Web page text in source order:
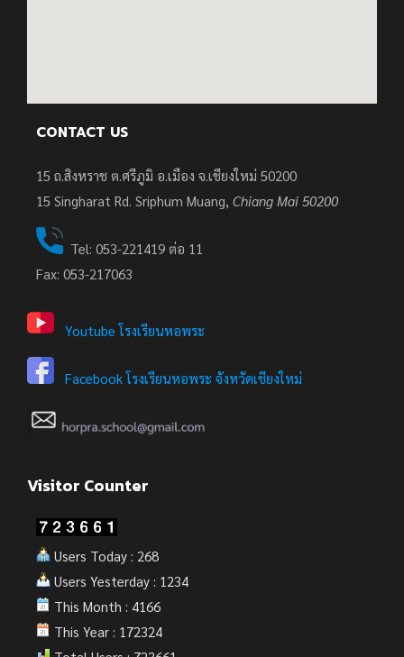
CONTACT US
15 ถ.สิงหราช ต.ศรีภูมิ อ.เมือง จ.เชียงใหม่ 50200
15 Singharat Rd. Sriphum Muang, Chiang Mai 50200
Tel: 053-221419 ต่อ 11
Fax: 053-217063
Youtube โรงเรียนหอพระ
Facebook โรงเรียนหอพระ จังหวัดเชียงใหม่
Visitor Counter
Users Today : 268
Users Yesterday : 1234
This Month : 4166
This Year : 172324